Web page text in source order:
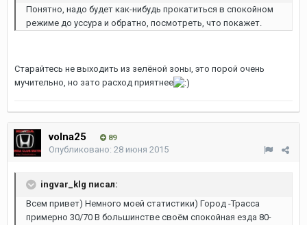
Понятно, надо будет как-нибудь прокатиться в спокойном
режиме до уссура и обратно, посмотреть, что покажет.
Старайтесь не выходить из зелёной зоны, это порой очень
мучительно, но зато расход приятнее
volna25 89
Опубликовано: 28 июня 2015
ingvar_klg писал:
Всем привет) Немного моей статистики) Город -Трасса
примерно 30/70 В большинстве своём спокойная езда 80-